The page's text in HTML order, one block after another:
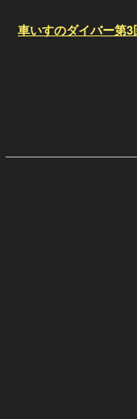
車いすのダイバー第3